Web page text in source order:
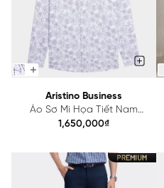
Aristino Business
Áo Sơ Mi Họa Tiết Nam
Aristino Business 1LS0700Z
1,650,000₫